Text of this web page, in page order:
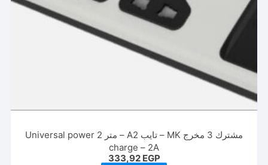
مشترك 3 مخرج MK – تايب A2 – متر 2 Universal power
charge – 2A
333,92 EGP